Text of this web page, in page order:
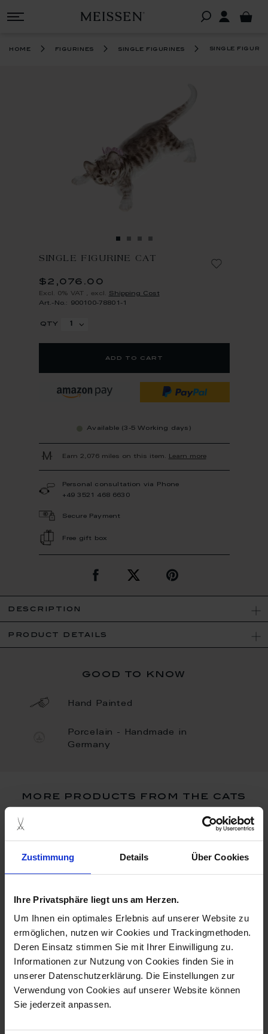
Zustimmung Details Über Cookies
Ihre Privatsphäre liegt uns am Herzen.
Um Ihnen ein optimales Erlebnis auf unserer Website zu
ermöglichen, nutzen wir Cookies und Trackingmethoden.
Deren Einsatz stimmen Sie mit Ihrer Einwilligung zu.
Informationen zur Nutzung von Cookies finden Sie in
unserer Datenschutzerklärung. Die Einstellungen zur
Verwendung von Cookies auf unserer Website können
Sie jederzeit anpassen.
home figurines single figurines single
SINGLE FIGURINE CAT
$2,076.00
Excl. 0% VAT excl. Shipping Cost
Art.-No.: 900100-78801-1
qty
add to cart
Available (3-5 Working days)
Earn 2,076 miles on this item. Learn more
Personal consultation via Phone
+49 3521 468 6630
Secure Payment
Free gift box
description
product details
good to know
Hand Painted
Porcelain - Handmade in
Germany
more products from the cats
Cat Group, Coloured,
Without Gold,...
Available
Cat, Light Decoration
Blackbrown